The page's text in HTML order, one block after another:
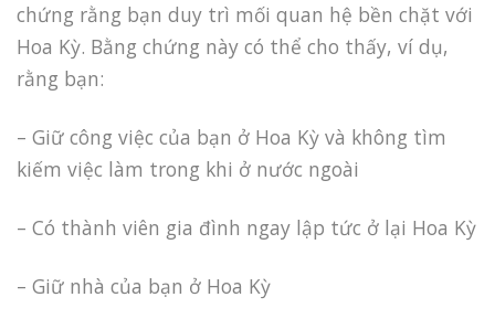
chứng rằng bạn duy trì mối quan hệ bền chặt với
Hoa Kỳ. Bằng chứng này có thể cho thấy, ví dụ,
rằng bạn:
– Giữ công việc của bạn ở Hoa Kỳ và không tìm
kiếm việc làm trong khi ở nước ngoài
– Có thành viên gia đình ngay lập tức ở lại Hoa Kỳ
– Giữ nhà của bạn ở Hoa Kỳ